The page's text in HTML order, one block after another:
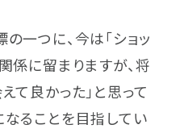
一つに、今は「ショッ
係に留まりますが、将
て良かった」と思って
ることを目指してい